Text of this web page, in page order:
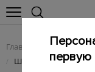
Главная Женщинам
/ Шелковые брюки
первую